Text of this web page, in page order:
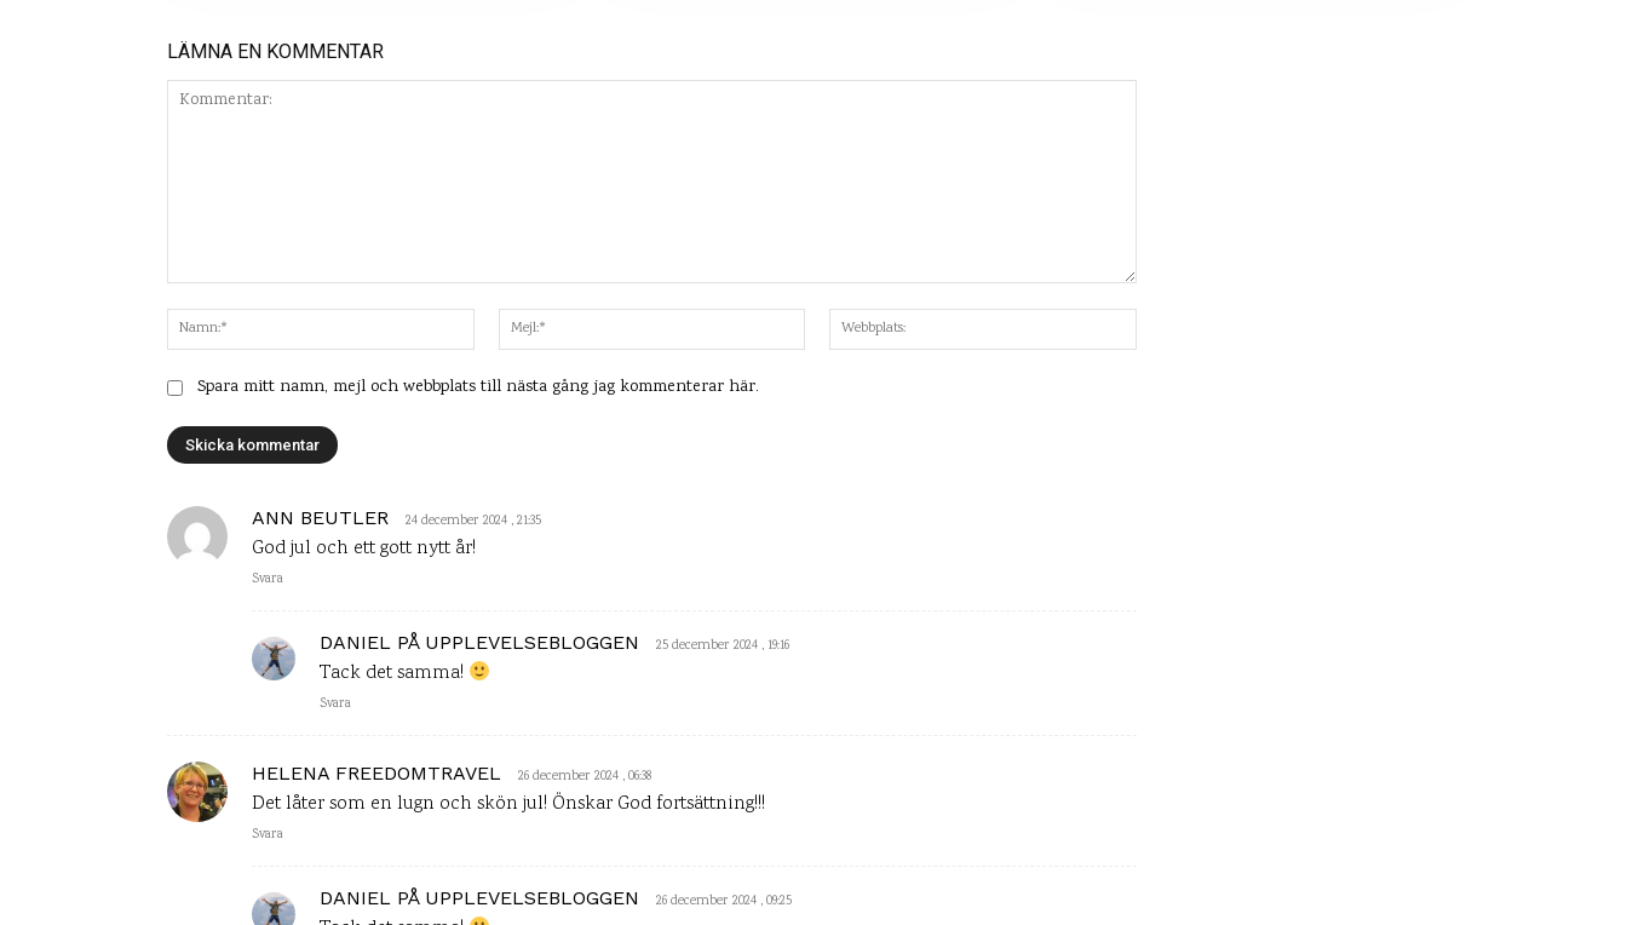
ANN BEUTLER 24 december 2024 , 21:35
God jul och ett gott nytt år!
Svara
DANIEL PÅ UPPLEVELSEBLOGGEN 25 december 2024 , 19:16
Tack det samma!
Svara
HELENA FREEDOMTRAVEL 26 december 2024 , 06:38
Det låter som en lugn och skön jul! Önskar God fortsättning!!!
Svara
DANIEL PÅ UPPLEVELSEBLOGGEN 26 december 2024 , 09:25
LÄMNA EN KOMMENTAR
Namn:*
Mejl:*
Spara mitt namn, mejl och webbplats till nästa gång jag kommenterar här.